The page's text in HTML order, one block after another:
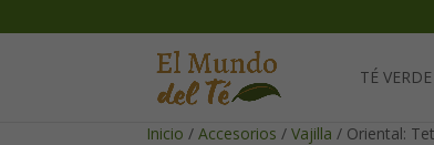
TÉ VERDE
Inicio / Accesorios / Vajilla / Oriental: